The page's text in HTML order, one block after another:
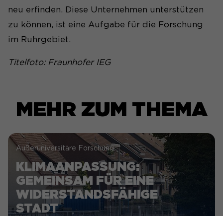
neu erfinden. Diese Unternehmen unterstützen
zu können, ist eine Aufgabe für die Forschung
im Ruhrgebiet.
Titelfoto: Fraunhofer IEG
MEHR ZUM THEMA
Außeruniversitäre Forschung
KLIMAANPASSUNG:
GEMEINSAM FÜR EINE
WIDERSTANDSFÄHIGE
STADT